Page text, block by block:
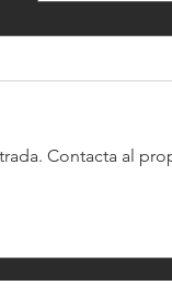
estabiliza
Contacta al